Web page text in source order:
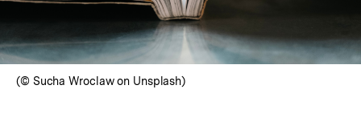
(© Sucha Wroclaw on Unsplash)